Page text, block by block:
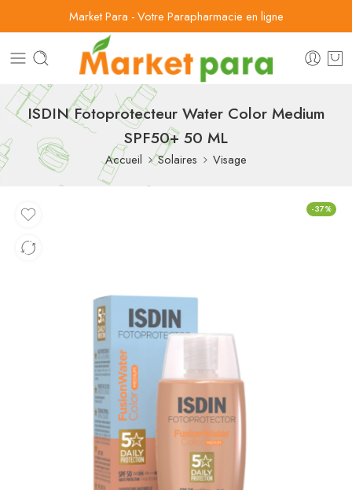
Market Para - Votre Parapharmacie en ligne
ISDIN Fotoprotecteur Water Color Medium
SPF50+ 50 ML
Accueil Solaires Visage
-37%